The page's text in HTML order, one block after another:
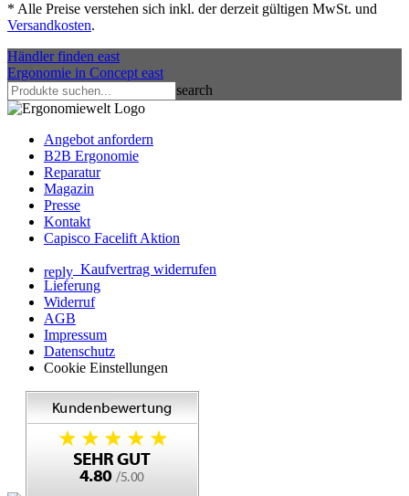
* Alle Preise verstehen sich inkl. der derzeit gültigen MwSt. und
Versandkosten.
Händler finden east
Ergonomie in Concept east
search
Angebot anfordern
B2B Ergonomie
Reparatur
Magazin
Presse
Kontakt
Capisco Facelift Aktion
reply Kaufvertrag widerrufen
Lieferung
Widerruf
AGB
Impressum
Datenschutz
Cookie Einstellungen